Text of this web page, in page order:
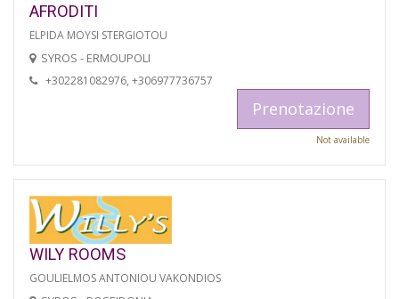
AFRODITI
ELPIDA MOYSI STERGIOTOU
SYROS - ERMOUPOLI
+302281082976, +306977736757
Prenotazione
Not available
WILY ROOMS
GOULIELMOS ANTONIOU VAKONDIOS